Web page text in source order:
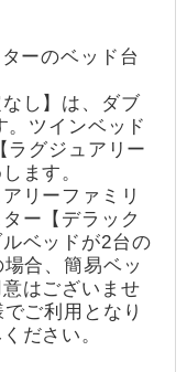
ーのベッド台
し】は、ダブ
。ツインベッド
ラグジュアリー
ます。
リーファミリ
ー【デラック
ベッドが2台の
合、簡易ベッ
はございませ
ご利用となり
ださい。